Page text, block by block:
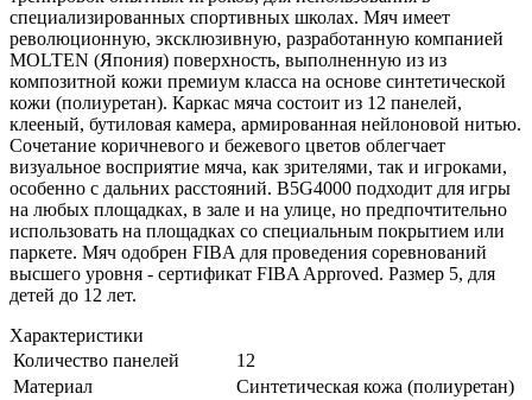
специализированных спортивных школах. Мяч имеет
революционную, эксклюзивную, разработанную компанией
MOLTEN (Япония) поверхность, выполненную из из
композитной кожи премиум класса на основе синтетической
кожи (полиуретан). Каркас мяча состоит из 12 панелей,
клееный, бутиловая камера, армированная нейлоновой нитью.
Сочетание коричневого и бежевого цветов облегчает
визуальное восприятие мяча, как зрителями, так и игроками,
особенно с дальних расстояний. B5G4000 подходит для игры
на любых площадках, в зале и на улице, но предпочтительно
использовать на площадках со специальным покрытием или
паркете. Мяч одобрен FIBA для проведения соревнований
высшего уровня - сертификат FIBA Approved. Размер 5, для
детей до 12 лет.
Характеристики
Количество панелей
12
Материал
Синтетическая кожа (полиуретан)